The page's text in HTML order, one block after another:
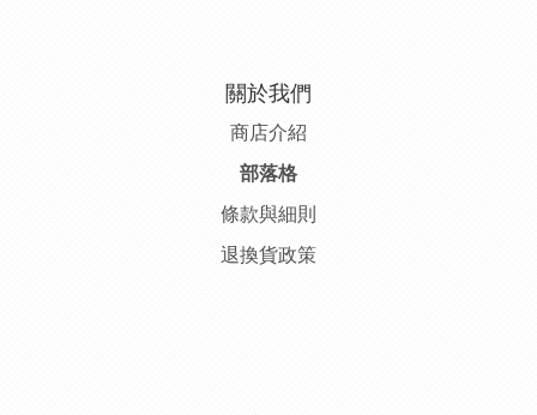
關於我們
商店介紹
部落格
條款與細則
退換貨政策